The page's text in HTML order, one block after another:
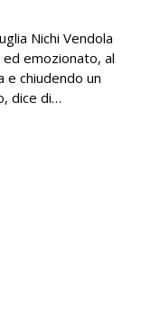
Nichi Vendola
emozionato, al
e chiudendo un
dice di…